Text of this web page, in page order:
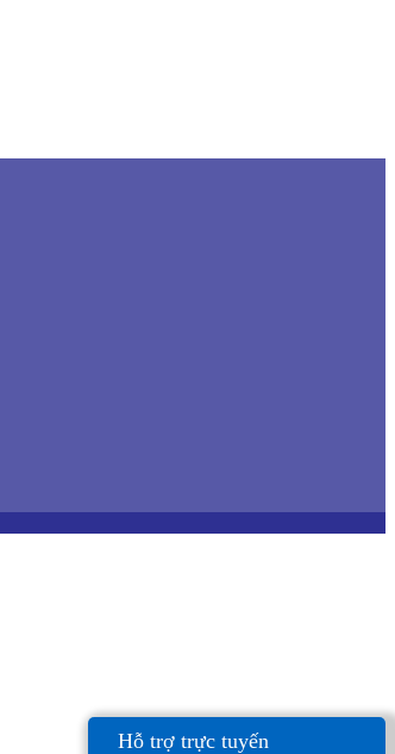
Hỗ trợ trực tuyến